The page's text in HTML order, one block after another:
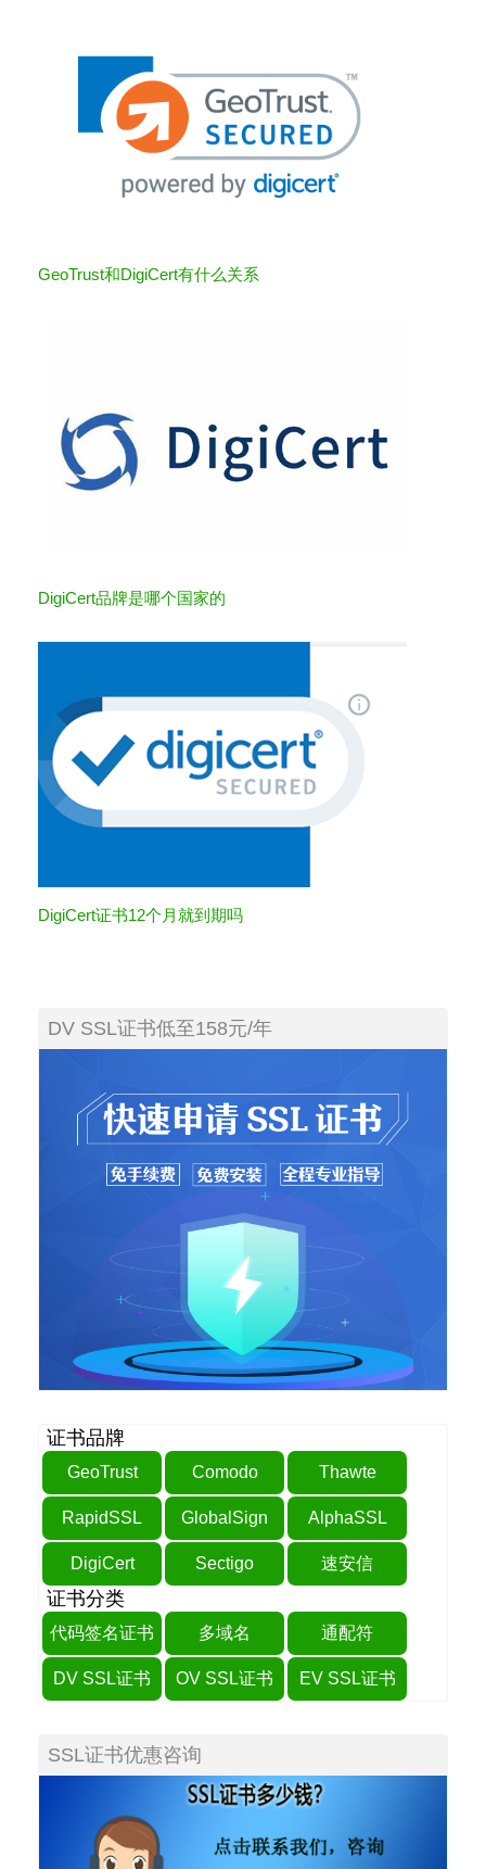
GeoTrust和DigiCert有什么关系
DigiCert品牌是哪个国家的
DigiCert证书12个月就到期吗
DV SSL证书低至158元/年
证书品牌
GeoTrust Comodo Thawte
RapidSSL GlobalSign AlphaSSL
DigiCert Sectigo 速安信
证书分类
代码签名证书 多域名 通配符
DV SSL证书 OV SSL证书 EV SSL证书
SSL证书优惠咨询